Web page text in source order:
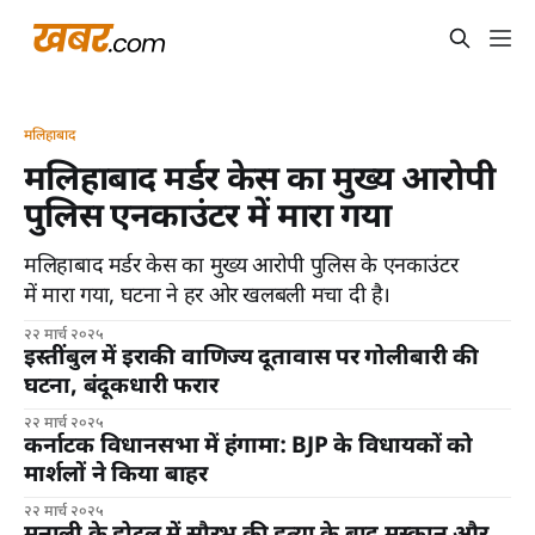
मलिहाबाद
मलिहाबाद मर्डर केस का मुख्य आरोपी
पुलिस एनकाउंटर में मारा गया
मलिहाबाद मर्डर केस का मुख्य आरोपी पुलिस के एनकाउंटर
में मारा गया, घटना ने हर ओर खलबली मचा दी है।
२२ मार्च २०२५
इस्तींबुल में इराकी वाणिज्य दूतावास पर गोलीबारी की
घटना, बंदूकधारी फरार
२२ मार्च २०२५
कर्नाटक विधानसभा में हंगामा: BJP के विधायकों को
मार्शलों ने किया बाहर
२२ मार्च २०२५